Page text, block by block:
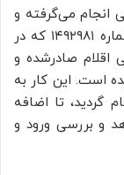
انجام می‌گرفته و
در سامانه ثبت نمی‌گردید. برای مثال نسخه شماره ۱۴۹۲۹۸۱ که در
از ثبت در تاریخ ۹/ ۱۱ /۱۴۰۱ برخی اقلام صادرشده و
است. این کار به
گردید، تا اضافه
و بررسی ورود و